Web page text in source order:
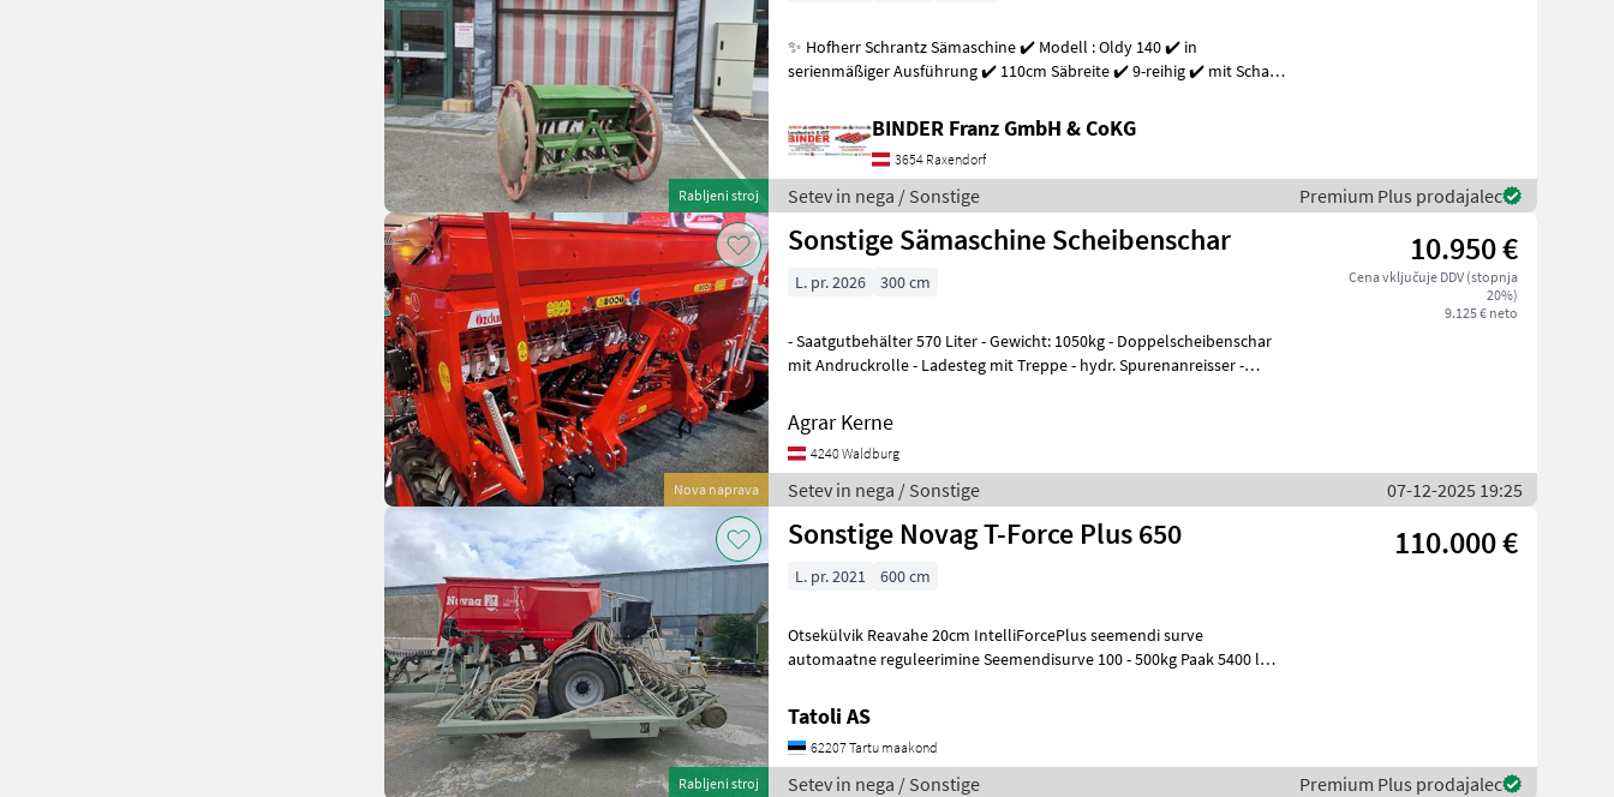
Rabljeni stroj
✨ Hofherr Schrantz Sämaschine ✔️ Modell : Oldy 140 ✔️ in
serienmäßiger Ausführung ✔️ 110cm Säbreite ✔️ 9-reihig ✔️ mit Schar-
BINDER Franz GmbH & CoKG
3654 Raxendorf
Setev in nega / Sonstige Premium Plus prodajalec
Nova naprava
Sonstige Sämaschine Scheibenschar 10.950 €
Cena vključuje DDV (stopnja
20%)
9.125 € neto
L. pr. 2026 300 cm
- Saatgutbehälter 570 Liter - Gewicht: 1050kg - Doppelscheibenschar
mit Andruckrolle - Ladesteg mit Treppe - hydr. Spurenanreisser -
Agrar Kerne
4240 Waldburg
Setev in nega / Sonstige 07-12-2025 19:25
Rabljeni stroj
Sonstige Novag T-Force Plus 650 110.000 €
L. pr. 2021 600 cm
Otsekülvik Reavahe 20cm IntelliForcePlus seemendi surve
automaatne reguleerimine Seemendisurve 100 - 500kg Paak 5400 l
Tatoli AS
62207 Tartu maakond
Setev in nega / Sonstige Premium Plus prodajalec